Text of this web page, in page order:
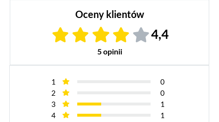
Oceny klientów
4,4
5 opinii
1
0
2
0
3
1
4
1